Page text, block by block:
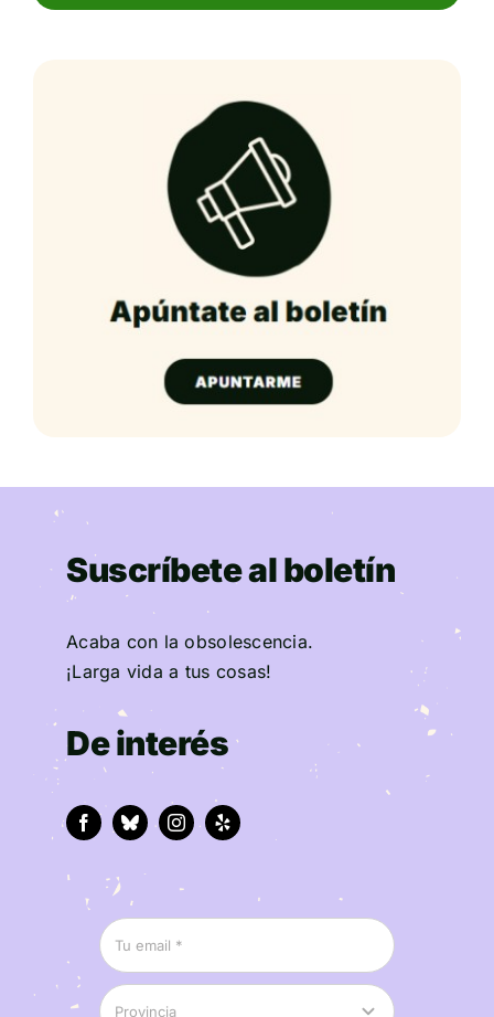
Suscríbete al boletín
Acaba con la obsolescencia.
¡Larga vida a tus cosas!
De interés